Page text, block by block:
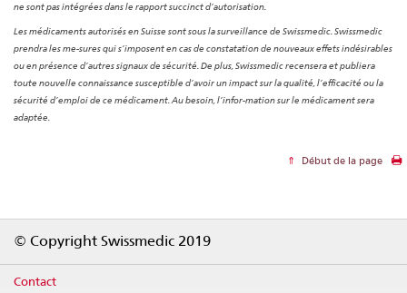
ne sont pas intégrées dans le rapport succinct d’autorisation.
Les médicaments autorisés en Suisse sont sous la surveillance de Swissmedic. Swissmedic
prendra les me-sures qui s’imposent en cas de constatation de nouveaux effets indésirables
ou en présence d’autres signaux de sécurité. De plus, Swissmedic recensera et publiera
toute nouvelle connaissance susceptible d’avoir un impact sur la qualité, l’efficacité ou la
sécurité d’emploi de ce médicament. Au besoin, l’infor-mation sur le médicament sera
adaptée.
Début de la page
© Copyright Swissmedic 2019
Contact